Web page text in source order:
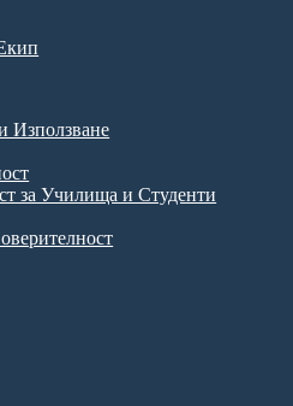
Използване
за Училища и Студенти